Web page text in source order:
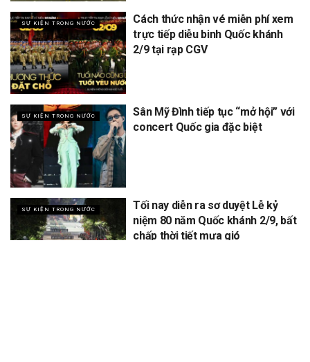
SỰ KIỆN TRONG NƯỚC
Cách thức nhận vé miễn phí xem
trực tiếp diễu binh Quốc khánh
2/9 tại rạp CGV
SỰ KIỆN TRONG NƯỚC
Sân Mỹ Đình tiếp tục “mở hội” với
concert Quốc gia đặc biệt
SỰ KIỆN TRONG NƯỚC
Tối nay diễn ra sơ duyệt Lễ kỷ
niệm 80 năm Quốc khánh 2/9, bất
chấp thời tiết mưa gió